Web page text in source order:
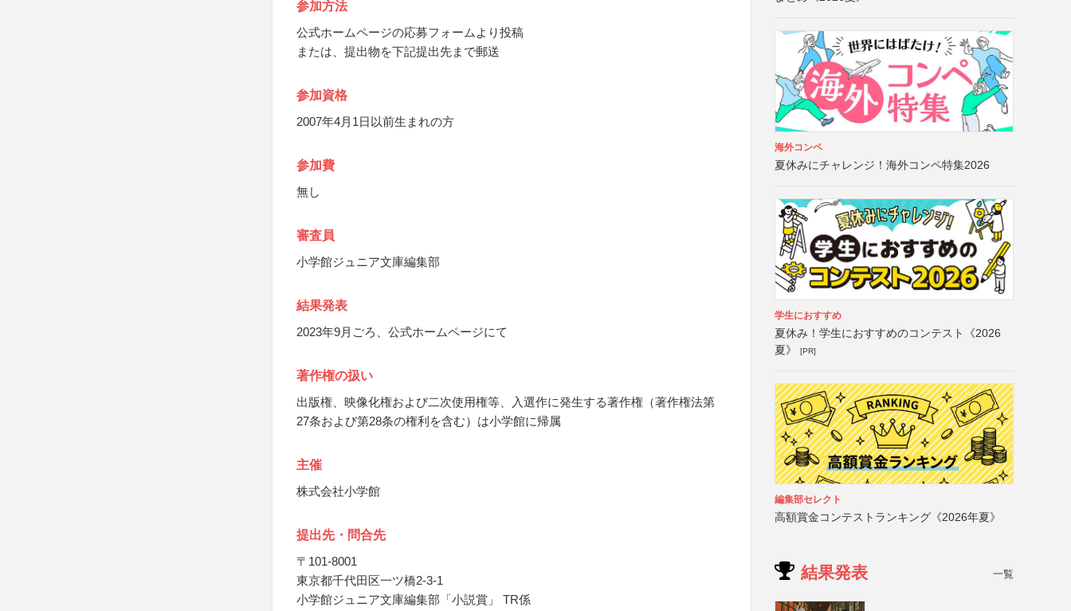
参加方法
公式ホームページの応募フォームより投稿
または、提出物を下記提出先まで郵送
参加資格
2007年4月1日以前生まれの方
参加費
無し
審査員
小学館ジュニア文庫編集部
結果発表
2023年9月ごろ、公式ホームページにて
著作権の扱い
出版権、映像化権および二次使用権等、入選作に発生する著作権（著作権法第
27条および第28条の権利を含む）は小学館に帰属
主催
株式会社小学館
提出先・問合先
〒101-8001
東京都千代田区一ツ橋2-3-1
小学館ジュニア文庫編集部「小説賞」 TR係
海外コンペ
夏休みにチャレンジ！海外コンペ特集2026
学生におすすめ
夏休み！学生におすすめのコンテスト《2026
夏》
[PR]
編集部セレクト
高額賞金コンテストランキング《2026年夏》
結果発表 一覧